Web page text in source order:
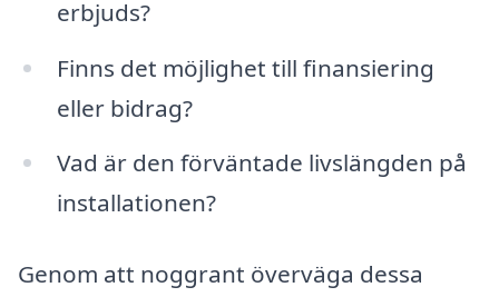
erbjuds?
Finns det möjlighet till finansiering
eller bidrag?
Vad är den förväntade livslängden på
installationen?
Genom att noggrant överväga dessa